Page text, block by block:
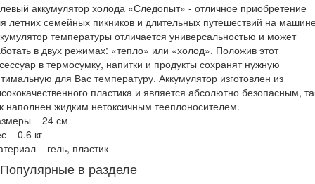
аккумулятор холода «Следопыт» - отличное приобретение
летних семейных пикников и длительных путешествий на
температуры отличается универсальностью и может
в двух режимах: «тепло» или «холод». Положив этот
в термосумку, напитки и продукты сохранят нужную
для Вас температуру. Аккумулятор изготовлен из
пластика и является абсолютно безопасным,
наполнен жидким нетоксичным тееплоносителем.
24 см
0.6 кг
гель, пластик
Популярные в разделе